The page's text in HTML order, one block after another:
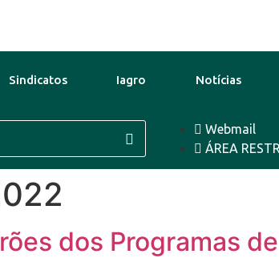
Sindicatos Iagro Notícias
31°C 12 Ago
Webmail
ÁREA
dos Programas